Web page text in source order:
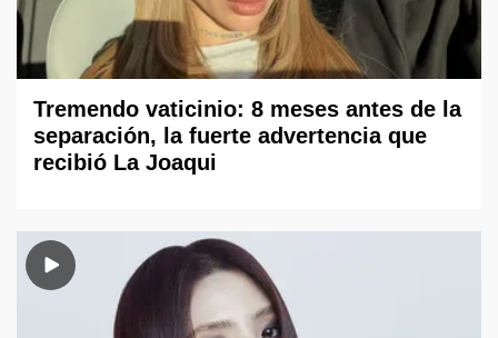
Tremendo vaticinio: 8 meses antes de la
separación, la fuerte advertencia que
recibió La Joaqui